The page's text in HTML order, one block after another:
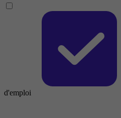
d'emploi